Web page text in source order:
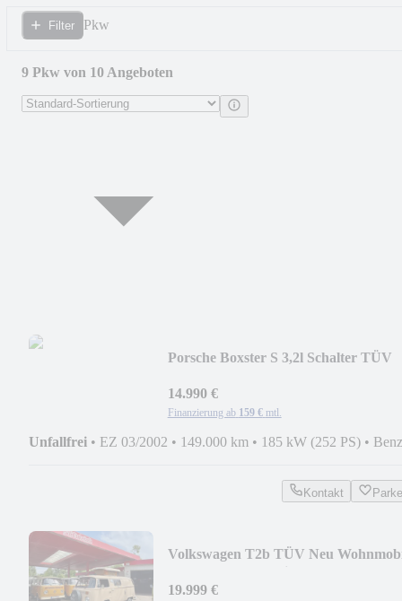
Filter Pkw
9 Pkw von 10 Angeboten
Porsche Boxster S 3,2l Schalter TÜV
14.990 €
Finanzierung ab 159 € mtl.
Unfallfrei • EZ 03/2002 • 149.000 km • 185 kW (252 PS) •
Kontakt
Volkswagen T2b TÜV Neu
19.999 €